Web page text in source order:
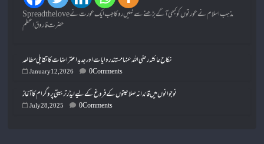
Spread the loveمذہب اسلام نے عورتوں کو کبھی آگے بڑھنے سے نہیں روکا جب ایک عورت نے
حضرت فاروق اعظم
نکاح عائشہ رضی اللہ عنہا مستند روایات اور جدید اعتراضات کا تقابلی مطالعہ
January 12, 2026 0 Comments
نوجوانوں میں قائدانہ صلاحیتوں کے فروغ کے لیے لیڈر تربیتی پروگرام کا آغاز
July 28, 2025 0 Comments